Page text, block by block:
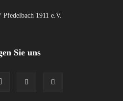
1911 e.V.
Sie uns